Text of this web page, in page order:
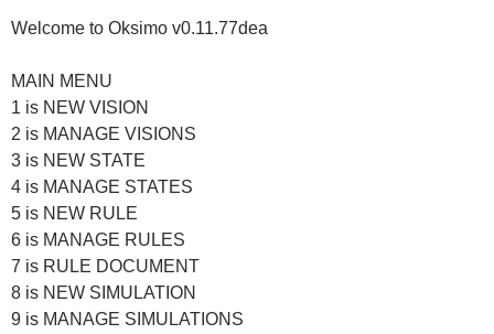
Welcome to Oksimo v0.11.77dea
MAIN MENU
1 is NEW VISION
2 is MANAGE VISIONS
3 is NEW STATE
4 is MANAGE STATES
5 is NEW RULE
6 is MANAGE RULES
7 is RULE DOCUMENT
8 is NEW SIMULATION
9 is MANAGE SIMULATIONS